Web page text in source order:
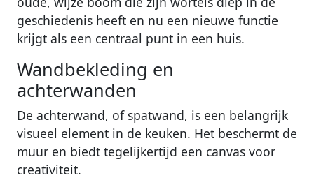
geschiedenis heeft en nu een nieuwe functie
krijgt als een centraal punt in een huis.
Wandbekleding en
achterwanden
De achterwand, of spatwand, is een belangrijk
visueel element in de keuken. Het beschermt de
muur en biedt tegelijkertijd een canvas voor
creativiteit.